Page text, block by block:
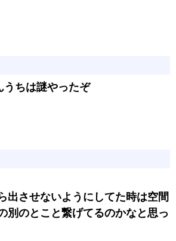
うちは謎やったぞ
出させないようにしてた時は空間
別のとこと繋げてるのかなと思っ